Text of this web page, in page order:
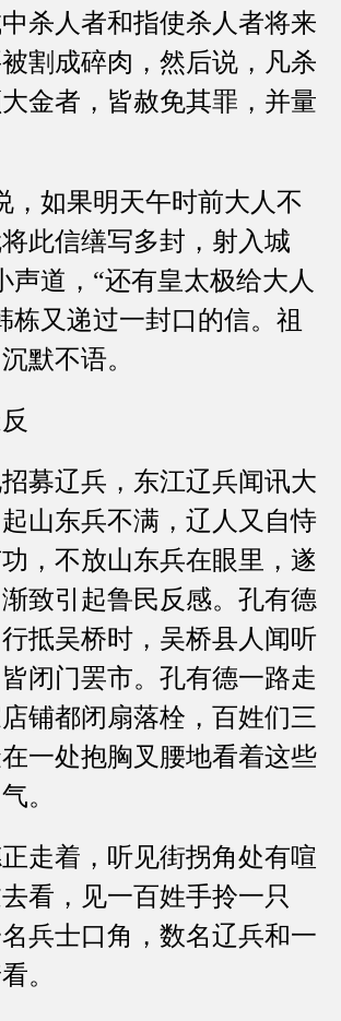
杀人者和指使杀人者将来
割成碎肉，然后说，凡杀
金者，皆赦免其罪，并量
如果明天午时前大人不
此信缮写多封，射入城
声道，“还有皇太极给大人
栋又递过一封口的信。祖
默不语。
辽兵，东江辽兵闻讯大
山东兵不满，辽人又自恃
，不放山东兵在眼里，遂
致引起鲁民反感。孔有德
抵吴桥时，吴桥县人闻听
闭门罢市。孔有德一路走
铺都闭扇落栓，百姓们三
一处抱胸叉腰地看着这些
。
着，听见街拐角处有喧
看，见一百姓手拎一只
兵士口角，数名辽兵和一
。